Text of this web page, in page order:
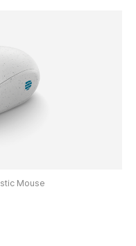
Mouse